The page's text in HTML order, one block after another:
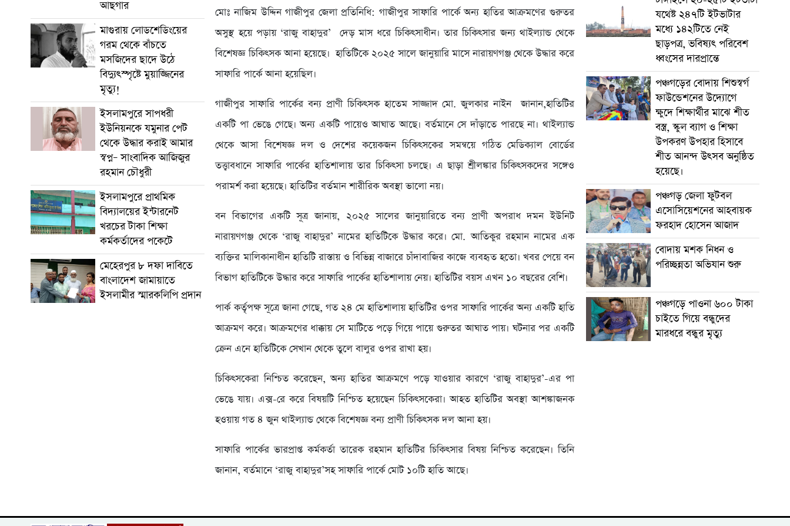
আছগার
মাগুরায় লোডশেডিংয়ের
গরম থেকে বাঁচতে
মসজিদের ছাদে উঠে
বিদ্যুৎস্পৃষ্টে মুয়াজ্জিনের
মৃত্যু!
ইসলামপুরে সাপধরী
ইউনিয়নকে যমুনার পেট
থেকে উদ্ধার করাই আমার
স্বপ্ন– সাংবাদিক আজিজুর
রহমান চৌধুরী
ইসলামপুরে প্রাথমিক
বিদ্যালয়ের ইন্টারনেট
খরচের টাকা শিক্ষা
কর্মকর্তাদের পকেটে
মেহেরপুর ৮ দফা দাবিতে
বাংলাদেশ জামায়াতে
ইসলামীর স্মারকলিপি প্রদান
মোঃ নাজিম উদ্দিন গাজীপুর জেলা প্রতিনিধি: গাজীপুর সাফারি পার্কে অন্য হাতির আক্রমণের গুরুতর
অসুস্থ হয়ে পড়ায় ‘রাজু বাহাদুর’ দেড় মাস ধরে চিকিৎসাধীন। তার চিকিৎসার জন্য থাইল্যান্ড থেকে
বিশেষজ্ঞ চিকিৎসক আনা হয়েছে। হাতিটিকে ২০২৫ সালে জানুয়ারি মাসে নারায়ণগঞ্জ থেকে উদ্ধার করে
সাফারি পার্কে আনা হয়েছিল।
গাজীপুর সাফারি পার্কের বন্য প্রাণী চিকিৎসক হাতেম সাজ্জাদ মো. জুলকার নাইন জানান,হাতিটির
একটি পা ভেঙে গেছে। অন্য একটি পায়েও আঘাত আছে। বর্তমানে সে দাঁড়াতে পারছে না। থাইল্যান্ড
থেকে আসা বিশেষজ্ঞ দল ও দেশের কয়েকজন চিকিৎসকের সমন্বয়ে গঠিত মেডিক্যাল বোর্ডের
তত্ত্বাবধানে সাফারি পার্কের হাতিশালায় তার চিকিৎসা চলছে। এ ছাড়া শ্রীলঙ্কার চিকিৎসকদের সঙ্গেও
পরামর্শ করা হয়েছে। হাতিটির বর্তমান শারীরিক অবস্থা ভালো নয়।
বন বিভাগের একটি সূত্র জানায়, ২০২৫ সালের জানুয়ারিতে বন্য প্রাণী অপরাধ দমন ইউনিট
নারায়ণগঞ্জ থেকে ‘রাজু বাহাদুর’ নামের হাতিটিকে উদ্ধার করে। মো. আতিকুর রহমান নামের এক
ব্যক্তির মালিকানাধীন হাতিটি রাস্তায় ও বিভিন্ন বাজারে চাঁদাবাজির কাজে ব্যবহৃত হতো। খবর পেয়ে বন
বিভাগ হাতিটিকে উদ্ধার করে সাফারি পার্কের হাতিশালায় নেয়। হাতিটির বয়স এখন ১০ বছরের বেশি।
পার্ক কর্তৃপক্ষ সূত্রে জানা গেছে, গত ২৪ মে হাতিশালায় হাতিটির ওপর সাফারি পার্কের অন্য একটি হাতি
আক্রমণ করে। আক্রমণের ধাক্কায় সে মাটিতে পড়ে গিয়ে পায়ে গুরুতর আঘাত পায়। ঘটনার পর একটি
ক্রেন এনে হাতিটিকে সেখান থেকে তুলে বালুর ওপর রাখা হয়।
চিকিৎসকেরা নিশ্চিত করেছেন, অন্য হাতির আক্রমণে পড়ে যাওয়ার কারণে ‘রাজু বাহাদুর’-এর পা
ভেঙে যায়। এক্স-রে করে বিষয়টি নিশ্চিত হয়েছেন চিকিৎসকেরা। আহত হাতিটির অবস্থা আশঙ্কাজনক
হওয়ায় গত ৪ জুন থাইল্যান্ড থেকে বিশেষজ্ঞ বন্য প্রাণী চিকিৎসক দল আনা হয়।
সাফারি পার্কের ভারপ্রাপ্ত কর্মকর্তা তারেক রহমান হাতিটির চিকিৎসার বিষয় নিশ্চিত করেছেন। তিনি
জানান, বর্তমানে ‘রাজু বাহাদুর’সহ সাফারি পার্কে মোট ১০টি হাতি আছে।
যথেষ্ট ২৪৭টি ইটভাটার
মধ্যে ১৪২টিতে নেই
ছাড়পত্র, ভবিষ্যৎ পরিবেশ
ধ্বংসের দারপ্রান্তে
পঞ্চগড়ের বোদায় শিশুস্বর্গ
ফাউন্ডেশনের উদ্যোগে
ক্ষুদে শিক্ষার্থীর মাঝে শীত
বস্ত্র, স্কুল ব্যাগ ও শিক্ষা
উপকরণ উপহার হিসাবে
শীত আনন্দ উৎসব অনুষ্ঠিত
হয়েছে।
পঞ্চগড় জেলা ফুটবল
এসোসিয়েশনের আহবায়ক
ফরহাদ হোসেন আজাদ
বোদায় মশক নিধন ও
পরিচ্ছন্নতা অভিযান শুরু
পঞ্চগড়ে পাওনা ৬০০ টাকা
চাইতে গিয়ে বন্ধুদের
মারধরে বন্ধুর মৃত্যু